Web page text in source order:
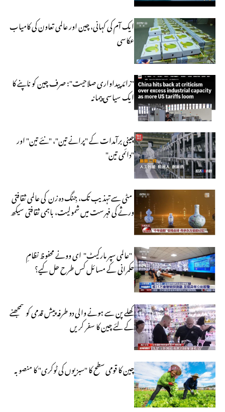
ایک آم کی کہانی، چین اور عالمی تعاون کی کامیاب
عکاسی
"زائد پیداواری صلاحیت": صرف چین کو ناپنے کا
ایک سیاسی پیمانہ
چینی برآمدات کے "پرانے تین"، "نئے تین" اور
"دائمی تین"
مٹی سے تہذیب تک، جِنگ دہ زن کی عالمی ثقافتی
ورثے کی فہرست میں شمولیت، باہمی ثقافتی سیکھ
"عالمی سپر مارکیٹ" ای وونے محفوظ نظامِ
حکمرانی کے مسائل کس طرح حل کیے؟
کھلے پن سے ہونے والی دو طرفہ پیش قدمی کو سمجھنے
کے لئے چین کا سفر کریں
چین کا قومی سطح کا "سبزیوں کی ٹوکری" کا منصوبہ